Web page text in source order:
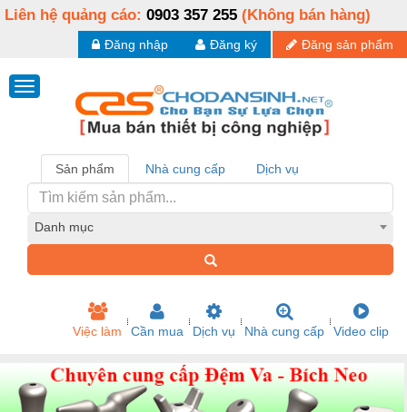
Liên hệ quảng cáo: 0903 357 255 (Không bán hàng)
Đăng sản phẩm
Đăng ký
Đăng nhập
Sản phẩm Nhà cung cấp Dịch vụ
Danh mục
Việc làm Cần mua Dịch vụ Nhà cung cấp Video clip